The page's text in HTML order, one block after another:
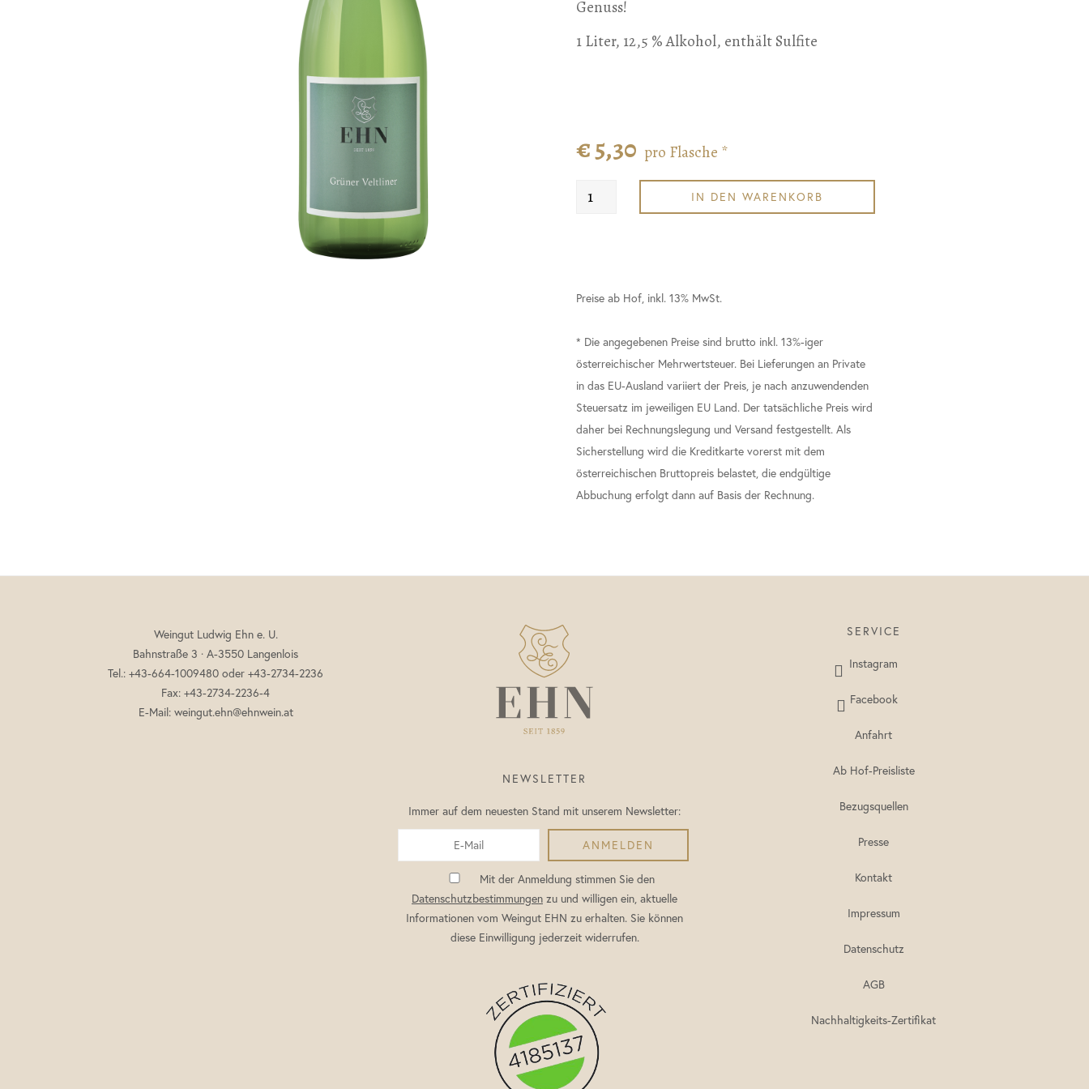
Genuss!
1 Liter, 12,5 % Alkohol, enthält Sulfite
€ 5,30 pro Flasche *
IN DEN WARENKORB
Preise ab Hof, inkl. 13% MwSt.
* Die angegebenen Preise sind brutto inkl. 13%-iger
österreichischer Mehrwertsteuer. Bei Lieferungen an Private
in das EU-Ausland variiert der Preis, je nach anzuwendenden
Steuersatz im jeweiligen EU Land. Der tatsächliche Preis wird
daher bei Rechnungslegung und Versand festgestellt. Als
Sicherstellung wird die Kreditkarte vorerst mit dem
österreichischen Bruttopreis belastet, die endgültige
Abbuchung erfolgt dann auf Basis der Rechnung.
Footer
Weingut Ludwig Ehn e. U.
Bahnstraße 3 · A-3550 Langenlois
Tel.: +43-664-1009480 oder +43-2734-2236
Fax: +43-2734-2236-4
E-Mail: weingut.ehn@ehnwein.at
NEWSLETTER
Immer auf dem neuesten Stand mit unserem Newsletter:
Mit der Anmeldung stimmen Sie den
Datenschutzbestimmungen zu und willigen ein, aktuelle
Informationen vom Weingut EHN zu erhalten. Sie können
diese Einwilligung jederzeit widerrufen.
SERVICE
Instagram
Facebook
Anfahrt
Ab Hof-Preisliste
Bezugsquellen
Presse
Kontakt
Impressum
Datenschutz
AGB
Nachhaltigkeits-Zertifikat